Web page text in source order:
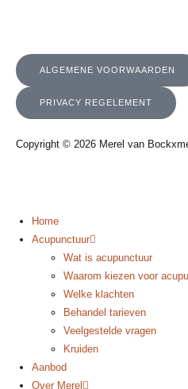
Copyright © 2026 Merel van
ALGEMENE VOORWAARDEN
PRIVACY REGELEMENT
Home
Acupunctuur
Wat is acupunctuur
Waarom kiezen voor
Welke klachten
Behandel tarieven
Veelgestelde vragen
Kruiden
Aanbod
Over Merel